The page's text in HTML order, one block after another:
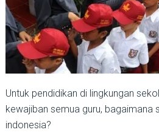
Untuk pendidikan di lingkungan
kewajiban semua guru, bagaimana
indonesia?